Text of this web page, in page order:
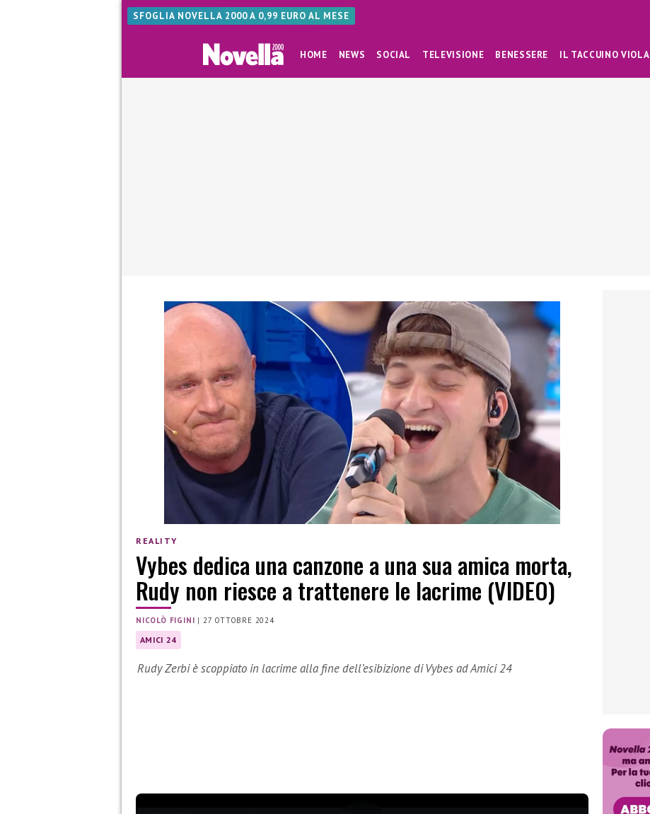
SFOGLIA NOVELLA 2000 A 0,99 EURO AL MESE
HOME NEWS SOCIAL TELEVISIONE BENESSERE IL TACCUINO VIOLA
REALITY
Vybes dedica una canzone a una sua amica morta,
Rudy non riesce a trattenere le lacrime (VIDEO)
NICOLÒ FIGINI | 27 OTTOBRE 2024
AMICI 24
Rudy Zerbi è scoppiato in lacrime alla fine dell’esibizione di Vybes ad Amici 24